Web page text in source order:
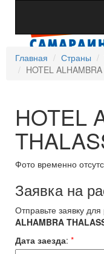
Главная
Страны
HOTEL
HOTEL
Фото временно
Заявка на
Отправьте заявку
ALHAMBRA
Дата заезда: *